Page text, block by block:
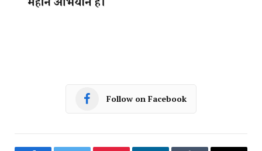
Follow on Facebook